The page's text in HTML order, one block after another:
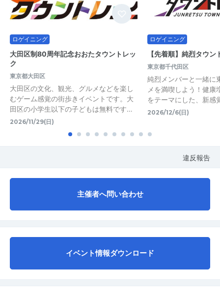
ロゲイニング
大田区制80周年記念おおたタウントレッ
ク
東京都大田区
大田区の文化、観光、グルメなどを楽し
むゲーム感覚の街歩きイベントです。大
田区の小学生以下の子どもは無料です…
2026/11/29(日)
ロゲイニング
【先着順】純烈タウ
東京都千代田区
純烈メンバーと一緒に
メを満喫しよう！健康
をテーマにした、新
2026/12/6(日)
違反報告
主催者へ問い合わせ
イベント情報ダウンロード